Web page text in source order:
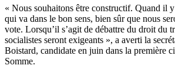
« Nous souhaitons être constructif. Quand il
qui va dans le bon sens, bien sûr que nous
vote. Lorsqu’il s’agit de débattre du droit du
socialistes seront exigeants », a averti la
Boistard, candidate en juin dans la première
Somme.